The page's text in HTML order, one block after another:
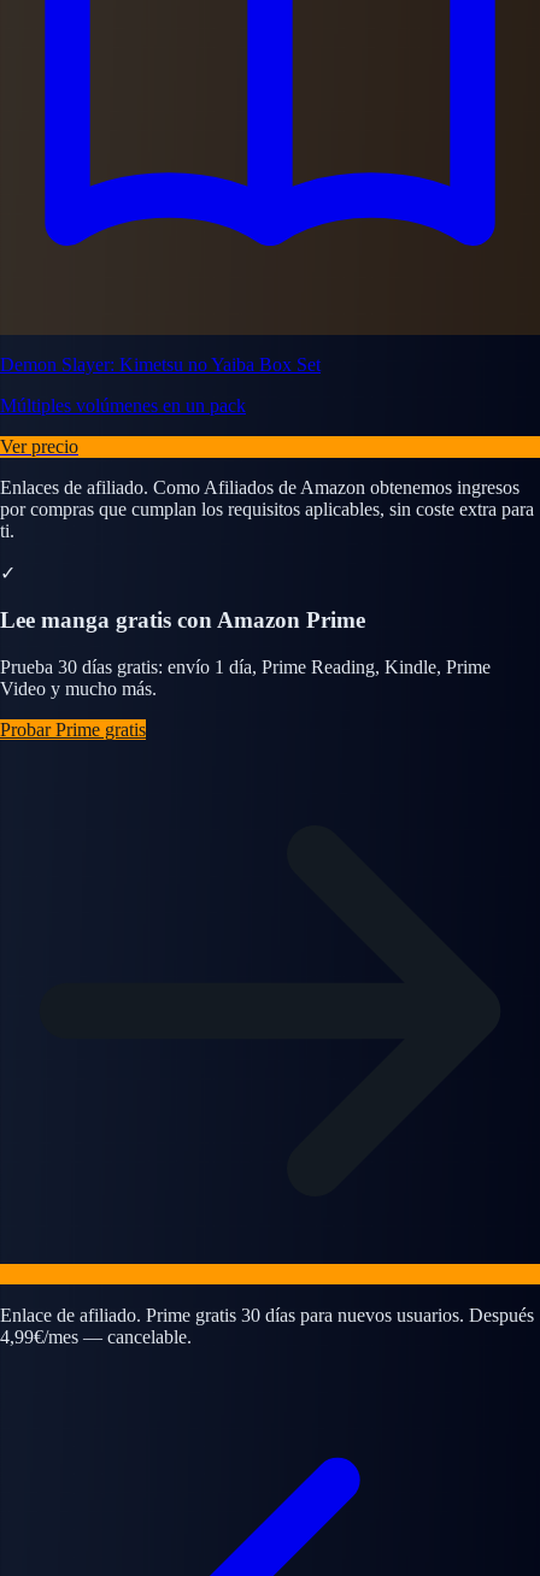
Demon Slayer: Kimetsu no Yaiba Box Set
Múltiples volúmenes en un pack
Ver precio
Enlaces de afiliado. Como Afiliados de Amazon obtenemos ingresos
por compras que cumplan los requisitos aplicables, sin coste extra para
ti.
✓
Lee manga gratis con Amazon Prime
Prueba 30 días gratis: envío 1 día, Prime Reading, Kindle, Prime
Video y mucho más.
Probar Prime gratis
Enlace de afiliado. Prime gratis 30 días para nuevos usuarios. Después
4,99€/mes — cancelable.